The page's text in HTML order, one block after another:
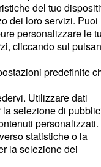
del tuo
dei loro servizi. Puoi
personalizzare le
cliccando sul
predefinite
Utilizzare dati
selezione di
personalizzati.
statistiche o la
la selezione dei